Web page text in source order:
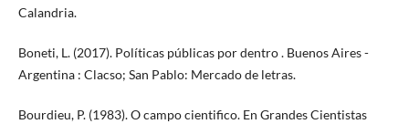
Calandria.
Boneti, L. (2017). Políticas públicas por dentro . Buenos Aires -
Argentina : Clacso; San Pablo: Mercado de letras.
Bourdieu, P. (1983). O campo cientifico. En Grandes Cientistas